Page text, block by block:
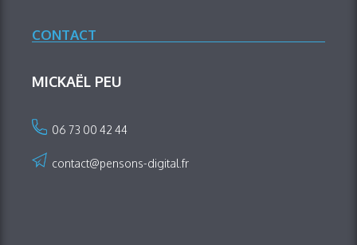
CONTACT
MICKAËL PEU
06 73 00 42 44
contact@pensons-digital.fr